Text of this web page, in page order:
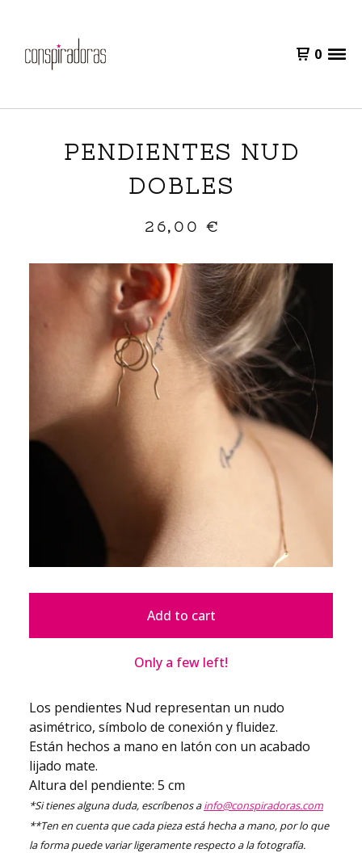
0
PENDIENTES NUD
DOBLES
26,00 €
Add to cart
Only a few left!
Los pendientes Nud representan un nudo
asimétrico, símbolo de conexión y fluidez.
Están hechos a mano en latón con un acabado
lijado mate.
Altura del pendiente: 5 cm
*Si tienes alguna duda, escríbenos ainfo@conspiradoras.com
**Ten en cuenta que cada pieza está hecha a mano, por lo que
la forma puede variar ligeramente respecto a la fotografía.